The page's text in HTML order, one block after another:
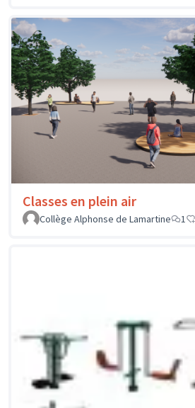
Classes en plein air
Collège Alphonse de Lamartine
1